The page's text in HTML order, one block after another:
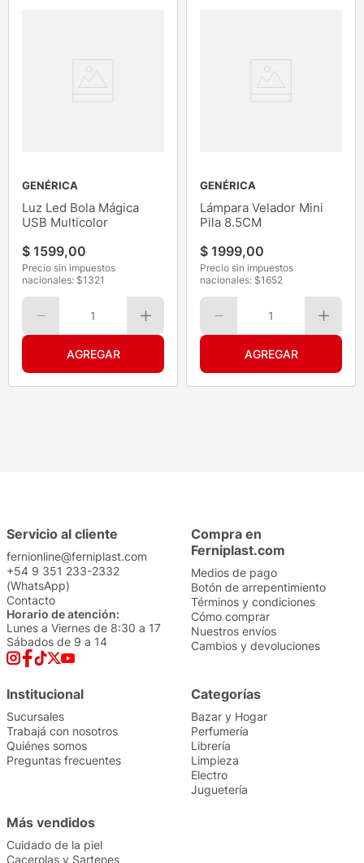
GENÉRICA
Luz Led Bola Mágica
USB Multicolor
$ 1599,00
Precio sin impuestos
nacionales: $1321
1
GENÉRICA
Lámpara Velador Mini
Pila 8.5CM
$ 1999,00
Precio sin impuestos
nacionales: $1652
1
Servicio al cliente
fernionline@ferniplast.com
+54 9 351 233-2332
(WhatsApp)
Contacto
Horario de atención:
Lunes a Viernes de 8:30 a 17
Sábados de 9 a 14
Compra en
Ferniplast.com
Medios de pago
Botón de arrepentimiento
Términos y condiciones
Cómo comprar
Nuestros envíos
Cambios y devoluciones
Institucional
Sucursales
Trabajá con nosotros
Quiénes somos
Preguntas frecuentes
Categorías
Bazar y Hogar
Perfumería
Librería
Limpieza
Electro
Juguetería
Más vendidos
Cuidado de la piel
Cacerolas y Sartenes